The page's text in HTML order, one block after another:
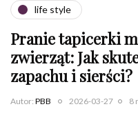
life style
Pranie tapicerki
zwierząt: Jak
zapachu i sierści?
Autor: PBB 2026-03-27 8